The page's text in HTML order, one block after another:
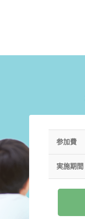
参加費
実施期間